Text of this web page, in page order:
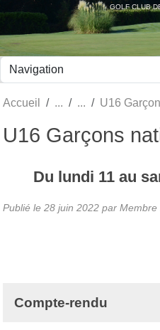
GOLF CLUB
Accueil U16
U16 Garçons
Du lundi 11 au
Publié le 28 juin 2022 par Membre
Compte-rendu
Panneau de gestion des